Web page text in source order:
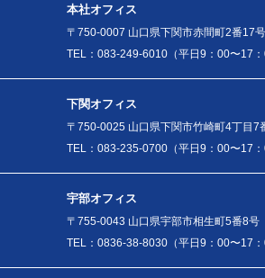
本社オフィス
〒750-0007 山口県下関市赤間町2番17
TEL：083-249-6010（平日9：00〜17：
下関オフィス
〒750-0025 山口県下関市竹崎町4丁目7
TEL：083-235-0700（平日9：00〜17：
宇部オフィス
〒755-0043 山口県宇部市相生町5番8号
TEL：0836-38-8030（平日9：00〜17：